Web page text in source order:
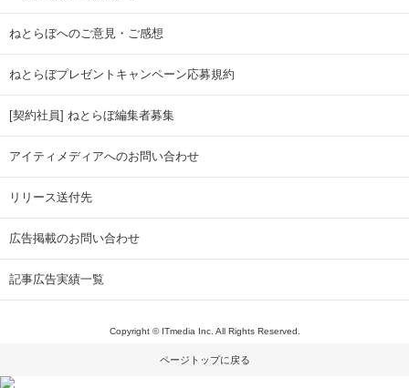
ねとらぼへのご意見・ご感想
ねとらぼプレゼントキャンペーン応募規約
[契約社員] ねとらぼ編集者募集
アイティメディアへのお問い合わせ
リリース送付先
広告掲載のお問い合わせ
記事広告実績一覧
Copyright © ITmedia Inc. All Rights Reserved.
ページトップに戻る